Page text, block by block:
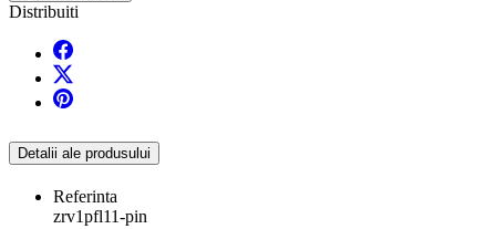
Distribuiti
Detalii ale produsului
Referinta
zrv1pfl11-pin